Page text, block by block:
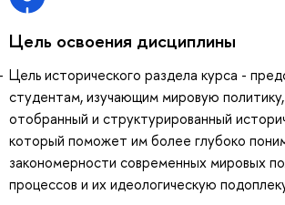
Цель освоения дисциплины
Цель исторического раздела курса -
студентам, изучающим мировую политику,
отобранный и структурированный
который поможет им более глубоко
закономерности современных мировых
процессов и их идеологическую